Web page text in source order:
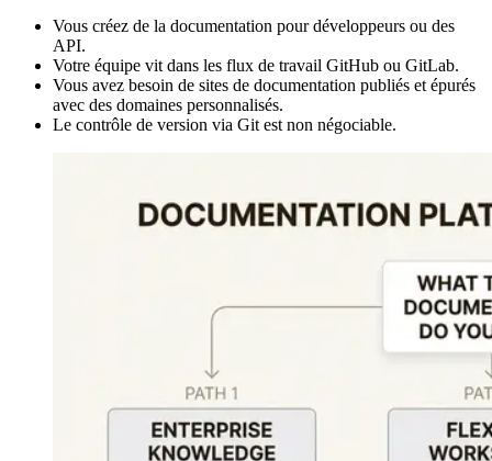
Vous créez de la documentation pour développeurs ou des
API.
Votre équipe vit dans les flux de travail GitHub ou GitLab.
Vous avez besoin de sites de documentation publiés et épurés
avec des domaines personnalisés.
Le contrôle de version via Git est non négociable.